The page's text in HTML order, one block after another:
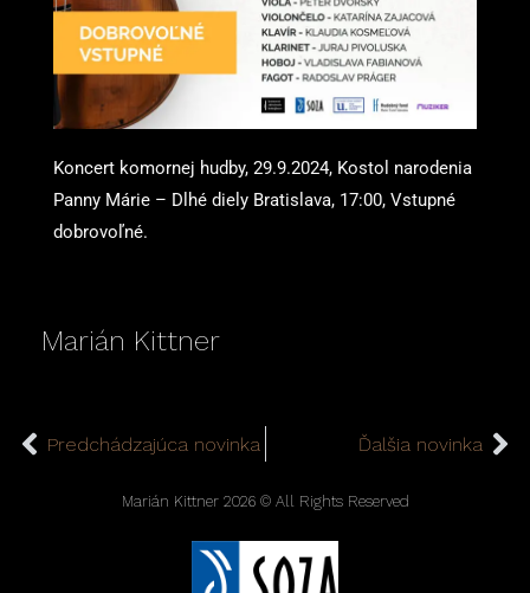
Koncert komornej hudby, 29.9.2024, Kostol narodenia
Panny Márie – Dlhé diely Bratislava, 17:00, Vstupné
dobrovoľné.
Marián Kittner
PrevPredchádzajúca novinka Ďalšia novinka
Marián Kittner 2026 © All Rights Reserved